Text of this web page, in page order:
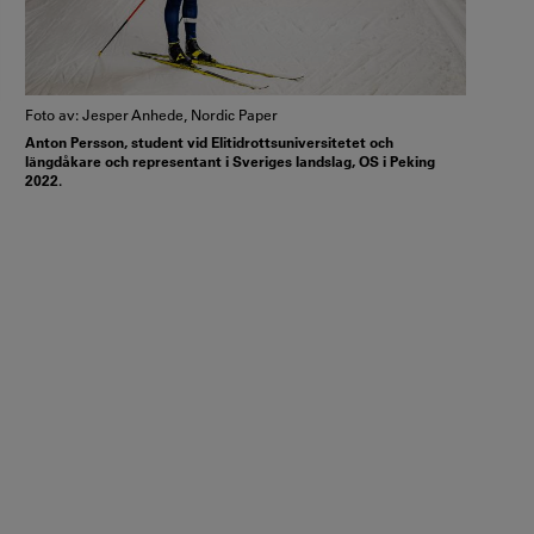
Foto av: Jesper Anhede, Nordic Paper
Anton Persson, student vid Elitidrottsuniversitetet och
längdåkare och representant i Sveriges landslag, OS i Peking
2022.